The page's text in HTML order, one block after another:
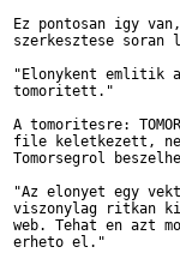
Ez pontosan igy
szerkesztese soran
"Elonykent emlitik
tomoritett."
A tomoritesre:
file keletkezett,
Tomorsegrol
"Az elonyet egy
viszonylag ritkan
web. Tehat en azt
erheto el."